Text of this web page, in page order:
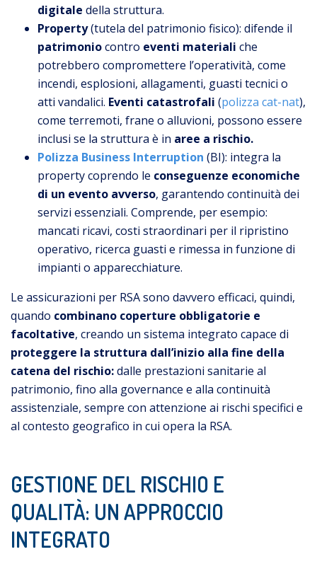
digitale della struttura.
Property(tutela del patrimonio fisico): difende il
patrimoniocontro eventi materiali che
potrebbero compromettere l’operatività, come
incendi, esplosioni, allagamenti, guasti tecnici o
atti vandalici. Eventi catastrofali (polizza cat-nat),
come terremoti, frane o alluvioni, possono essere
inclusi se la struttura è in aree a rischio.
Polizza Business Interruption (BI): integra la
property coprendo le conseguenze economiche
di un evento avverso, garantendo continuità dei
servizi essenziali. Comprende, per esempio:
mancati ricavi, costi straordinari per il ripristino
operativo, ricerca guasti e rimessa in funzione di
impianti o apparecchiature.
Le assicurazioni per RSA sono davvero efficaci, quindi,
quando combinano coperture obbligatorie e
facoltative, creando un sistema integrato capace di
proteggere la struttura dall’inizio alla fine della
catena del rischio:dalle prestazioni sanitarie al
patrimonio, fino alla governance e alla continuità
assistenziale, sempre con attenzione ai rischi specifici e
al contesto geografico in cui opera la RSA.
GESTIONE DEL RISCHIO E
QUALITÀ: UN APPROCCIO
INTEGRATO